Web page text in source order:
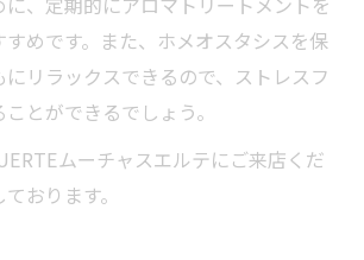
めです。また、ホメオスタシスを保
リラックスできるので、ストレスフ
とができるでしょう。
ムーチャスエルテにご来店くだ
おります。